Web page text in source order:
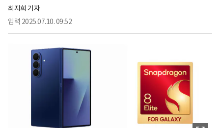
최지희 기자
입력 2025.07.10. 09:52